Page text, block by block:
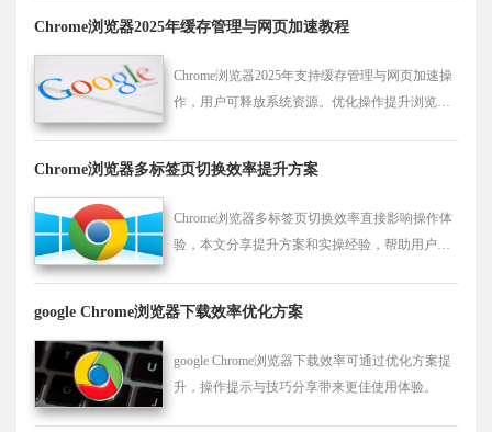
Chrome浏览器2025年缓存管理与网页加速教程
Chrome浏览器2025年支持缓存管理与网页加速操
作，用户可释放系统资源。优化操作提升浏览器
Chrome浏览器多标签页切换效率提升方案
Chrome浏览器多标签页切换效率直接影响操作体
验，本文分享提升方案和实操经验，帮助用户快
google Chrome浏览器下载效率优化方案
google Chrome浏览器下载效率可通过优化方案提
升，操作提示与技巧分享带来更佳使用体验。